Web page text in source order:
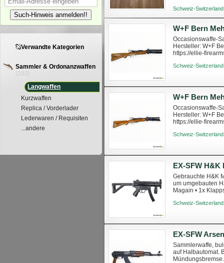
Schweiz-
Occasionswaffe-
Hersteller: W+F
https://ellie-
Schweiz-
Occasionswaffe-
Hersteller: W+F
https://ellie-
Schweiz-
EX-SFW H&K
Gebrauchte H&K
um umgebauten
Magain • 1x
Schweiz-
EX-SFW
Sammlerwaffe,
auf Halbautomat.
Such-Hinweis anmelden!!
Verwandte Kategorien
Sammler & Ordonanzwaffen
(283)
Langwaffen
Kurzwaffen
Replica / Vorderlader
Lederwaren / Requisiten
...andere